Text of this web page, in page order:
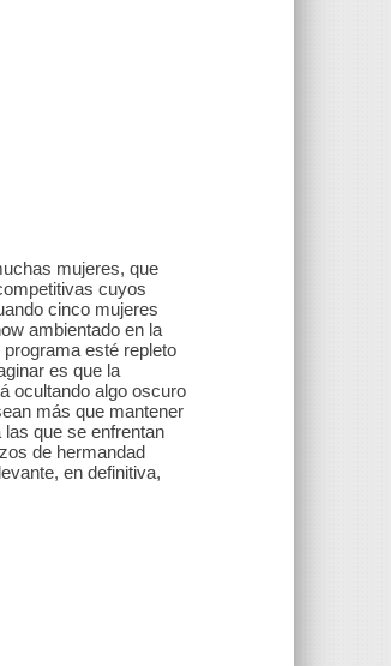
mujeres, que
cuyos
cinco mujeres
ambientado en la
esté repleto
es que la
ocultando algo oscuro
más que mantener
que se enfrentan
de hermandad
en definitiva,